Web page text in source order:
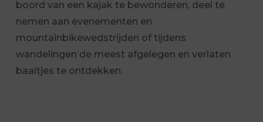
boord van een kajak te bewonderen, deel te
nemen aan evenementen en
mountainbikewedstrijden of tijdens
wandelingen de meest afgelegen en verlaten
baaitjes te ontdekken.